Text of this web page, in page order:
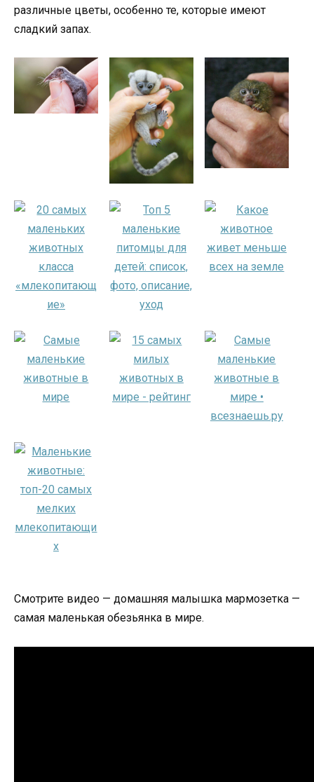
различные цветы, особенно те, которые имеют
сладкий запах.
Смотрите видео — домашняя малышка мармозетка —
самая маленькая обезьянка в мире.